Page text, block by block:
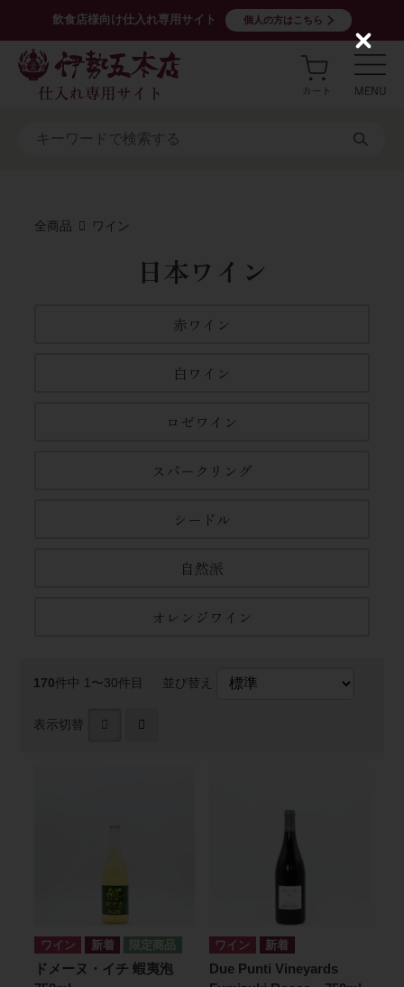
飲食店様向け仕入れ専用サイト 個人の方はこちら
全商品 ワイン
日本ワイン
赤ワイン
白ワイン
ロゼワイン
スパークリング
シードル
自然派
オレンジワイン
170件中 1〜30件目 並び替え
表示切替
ワイン
ドメーヌ・イチ 蝦夷泡
ワイン
Due Punti Vineyards
C
l
s